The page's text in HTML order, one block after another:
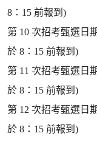
8：15 前報到)
第 10 次招考甄選日
於 8：15 前報到)
第 11 次招考甄選日
於 8：15 前報到)
第 12 次招考甄選日
於 8：15 前報到)